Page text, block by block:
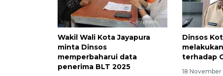
Wakil Wali Kota Jayapura
minta Dinsos
memperbaharui data
penerima BLT 2025
Dinsos
terhadap
18